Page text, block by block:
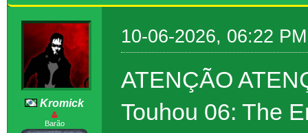
Kromick
Barão
10-06-2026, 06:22 PM
ATENÇÃO
Touhou 06: The